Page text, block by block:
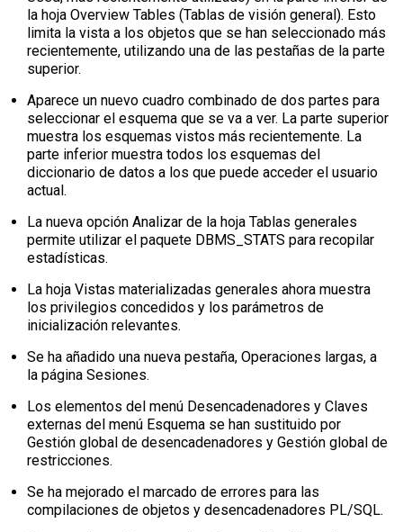
la hoja Overview Tables (Tablas de visión general). Esto
limita la vista a los objetos que se han seleccionado más
recientemente, utilizando una de las pestañas de la parte
superior.
Aparece un nuevo cuadro combinado de dos partes para
seleccionar el esquema que se va a ver. La parte superior
muestra los esquemas vistos más recientemente. La
parte inferior muestra todos los esquemas del
diccionario de datos a los que puede acceder el usuario
actual.
La nueva opción Analizar de la hoja Tablas generales
permite utilizar el paquete DBMS_STATS para recopilar
estadísticas.
La hoja Vistas materializadas generales ahora muestra
los privilegios concedidos y los parámetros de
inicialización relevantes.
Se ha añadido una nueva pestaña, Operaciones largas, a
la página Sesiones.
Los elementos del menú Desencadenadores y Claves
externas del menú Esquema se han sustituido por
Gestión global de desencadenadores y Gestión global de
restricciones.
Se ha mejorado el marcado de errores para las
compilaciones de objetos y desencadenadores PL/SQL.